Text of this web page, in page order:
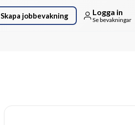
Skapa jobbevakning Logga in
Se bevakningar